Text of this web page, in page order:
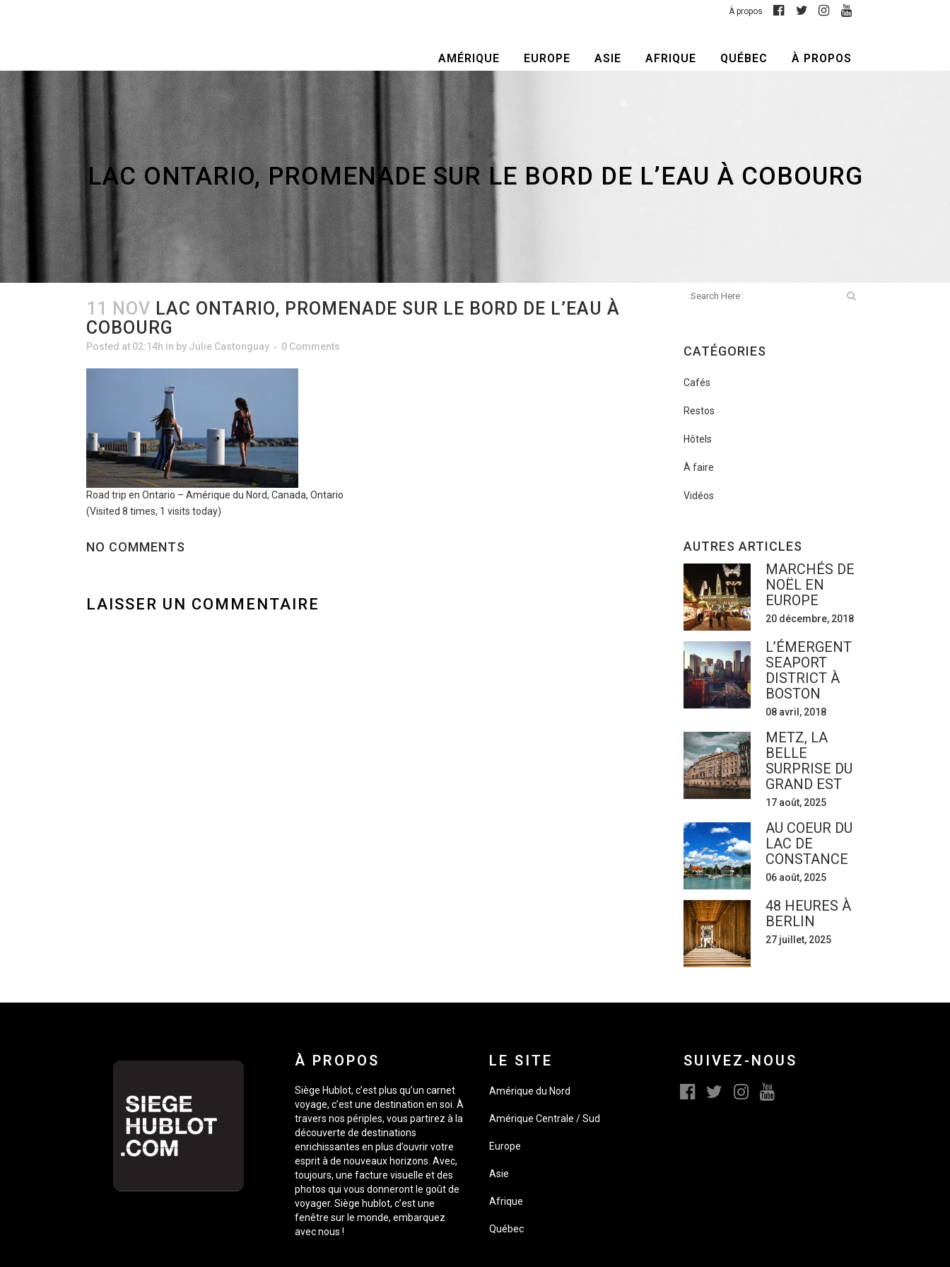
À propos
AMÉRIQUE EUROPE ASIE AFRIQUE QUÉBEC À PROPOS
LAC ONTARIO, PROMENADE SUR LE BORD DE L’EAU À COBOURG
11 NOV LAC ONTARIO, PROMENADE SUR LE BORD DE L’EAU À
COBOURG
Posted at 02:14h in by Julie Castonguay 0 Comments
Road trip en Ontario – Amérique du Nord, Canada, Ontario
(Visited 8 times, 1 visits today)
NO COMMENTS
LAISSER UN COMMENTAIRE
CATÉGORIES
Cafés
Restos
Hôtels
À faire
Vidéos
AUTRES ARTICLES
MARCHÉS DE
NOËL EN
EUROPE
20 décembre, 2018
L’ÉMERGENT
SEAPORT
DISTRICT À
BOSTON
08 avril, 2018
METZ, LA
BELLE
SURPRISE DU
GRAND EST
17 août, 2025
AU COEUR DU
LAC DE
CONSTANCE
06 août, 2025
48 HEURES À
BERLIN
27 juillet, 2025
À PROPOS
Siège Hublot, c’est plus qu’un carnet
voyage, c’est une destination en soi. À
travers nos périples, vous partirez à la
découverte de destinations
enrichissantes en plus d’ouvrir votre
esprit à de nouveaux horizons. Avec,
toujours, une facture visuelle et des
photos qui vous donneront le goût de
voyager. Siège hublot, c’est une
fenêtre sur le monde, embarquez
avec nous !
LE SITE
Amérique du Nord
Amérique Centrale / Sud
Europe
Asie
Afrique
Québec
SUIVEZ-NOUS